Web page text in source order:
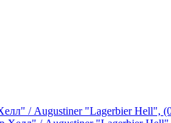
/ Augustiner "Lagerbier Hell",